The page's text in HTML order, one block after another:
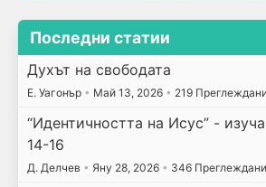
Последни статии
Духът на свободата
E. Уагонър • Май 13, 2026 • 219
“Идентичността на Исус” -
14-16
Д. Делчев • Яну 28, 2026 • 346